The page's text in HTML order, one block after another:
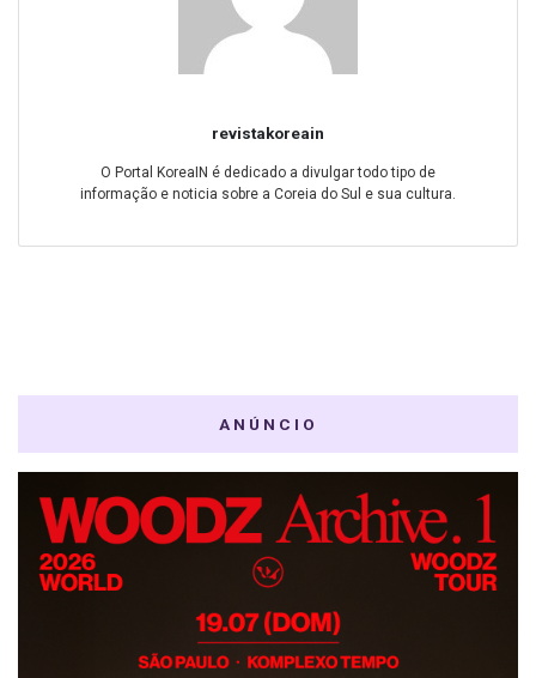
revistakoreain
O Portal KoreaIN é dedicado a divulgar todo tipo de
informação e noticia sobre a Coreia do Sul e sua cultura.
ANÚNCIO